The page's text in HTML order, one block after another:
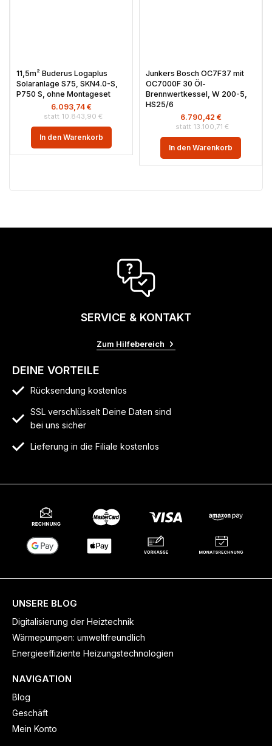
11,5m² Buderus Logaplus
Solaranlage S75, SKN4.0-S,
P750 S, ohne Montageset
10.843,90 €
6.093,74 €
In den Warenkorb
Junkers Bosch OC7F37 mit
OC7000F 30 Öl-
Brennwertkessel, W 200-5,
HS25/6
13.100,71 €
6.790,42 €
In den Warenkorb
SERVICE & KONTAKT
Zum Hilfebereich
DEINE VORTEILE
Rücksendung kostenlos
SSL verschlüsselt Deine Daten sind
bei uns sicher
Lieferung in die Filiale kostenlos
UNSERE BLOG
Digitalisierung der Heiztechnik
Wärmepumpen: umweltfreundlich
Energieeffiziente Heizungstechnologien
NAVIGATION
Blog
Geschäft
Mein Konto